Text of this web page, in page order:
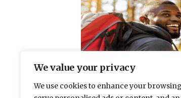
We value your privacy
We use cookies to enhance your